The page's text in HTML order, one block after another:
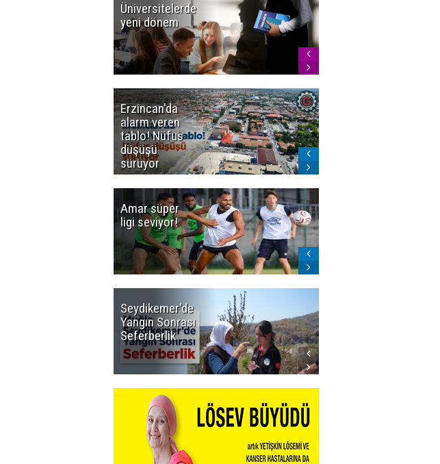
Üniversitelerde
yeni dönem
Erzincan'da
alarm veren
tablo! Nüfus
düşüşü
sürüyor
Amar süper
ligi seviyor!
Seydikemer'de
Yangın Sonrası
Seferberlik